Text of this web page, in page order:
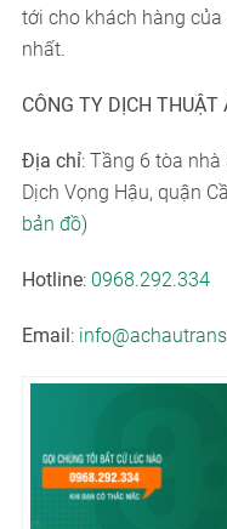
tới cho khách hàng
nhất.
CÔNG TY DỊCH THUẬT
Địa chỉ: Tầng 6 tòa nhà
Dịch Vọng Hậu, quận
bản đồ)
Hotline: 0968.292.334
Email: